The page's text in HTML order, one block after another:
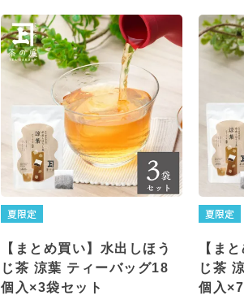
夏限定
【まとめ買い】水出しほう
じ茶 涼葉 ティーバッグ18
個入×3袋セット
夏限定
【ま
じ茶
個入